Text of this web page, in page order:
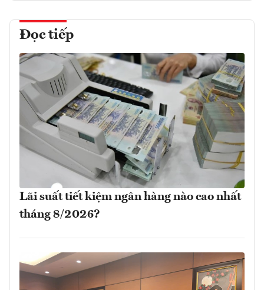
Đọc tiếp
Lãi suất tiết kiệm ngân hàng nào cao nhất
tháng 8/2026?